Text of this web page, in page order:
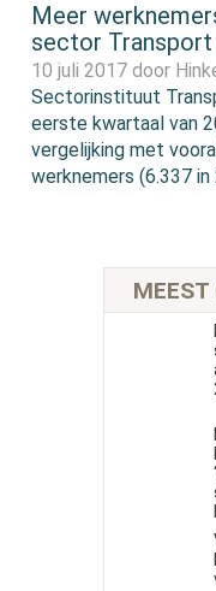
Meer
sector
10 juli 2017 door
Sectorinstituut
eerste kwartaal van
vergelijking met
werknemers (6.337 in
MEEST